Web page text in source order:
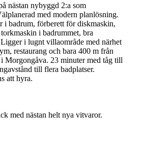
nästan nybyggd 2:a som
med modern planlösning.
i badrum, förberett för diskmaskin,
i badrummet, bra
i lugnt villaområde med närhet
restaurang och bara 400 m från
Morgongåva. 23 minuter med tåg till
till flera badplatser.
att hyra.
med nästan helt nya vitvaror.